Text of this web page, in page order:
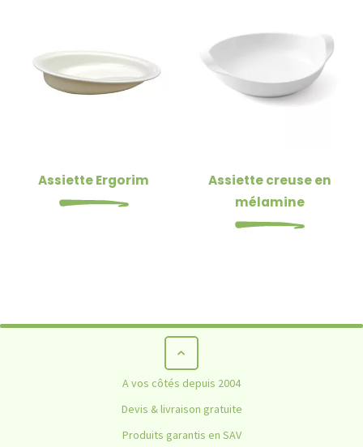
Assiette Ergorim
Assiette creuse en
mélamine
Pince de préhension Précision
PINCE DE PRÉHENSION PRÉCISION
A vos côtés depuis 2004
Devis & livraison gratuite
Produits garantis en SAV